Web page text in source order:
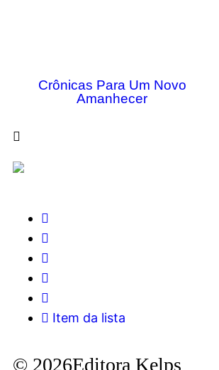
Crônicas Para Um Novo
Amanhecer
Item da lista
© 2026Editora Kelps